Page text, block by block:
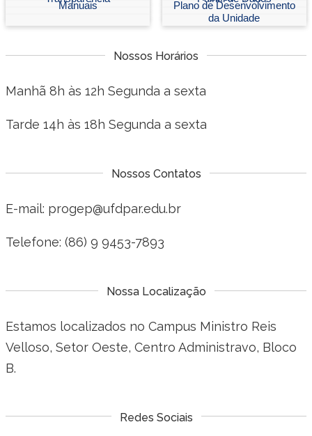
Manuais
Plano de Desenvolvimento
da Unidade
Nossos Horários
Manhã 8h às 12h Segunda a sexta
Tarde 14h às 18h Segunda a sexta
Nossos Contatos
E-mail: progep@ufdpar.edu.br
Telefone: (86) 9 9453-7893
Nossa Localização
Estamos localizados no Campus Ministro Reis
Velloso, Setor Oeste, Centro Administravo, Bloco
B.
Redes Sociais